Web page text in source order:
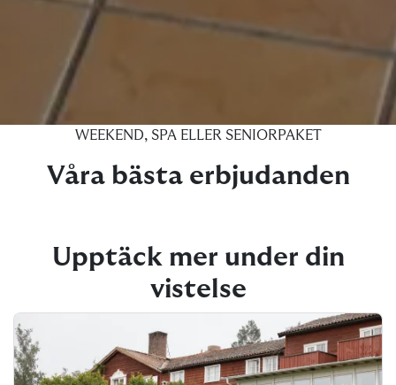
WEEKEND, SPA ELLER SENIORPAKET
Våra bästa erbjudanden
Upptäck mer under din
vistelse